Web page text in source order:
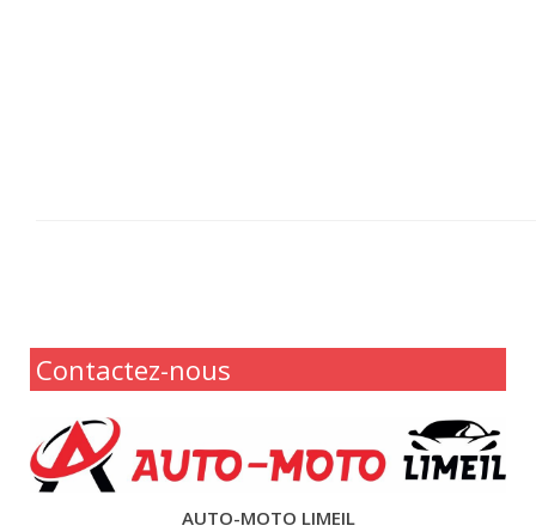
Contactez-nous
AUTO-MOTO LIMEIL